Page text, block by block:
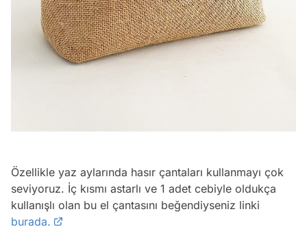
Özellikle yaz aylarında hasır çantaları kullanmayı çok
seviyoruz. İç kısmı astarlı ve 1 adet cebiyle oldukça
kullanışlı olan bu el çantasını beğendiyseniz linki
burada.